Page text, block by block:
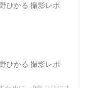
ひかる 撮影レポ
ひかる 撮影レポ